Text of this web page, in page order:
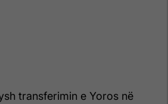
transferimin e Yoros në